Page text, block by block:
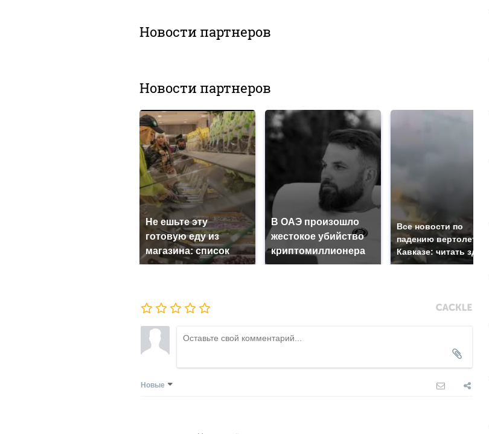
Новости партнеров
Новости партнеров
Не ешьте эту
готовую еду из
магазина: список
В ОАЭ произошло
жестокое убийство
криптомиллионера
Все новости по
падению вертолета на
Кавказе: читать здесь
Новые